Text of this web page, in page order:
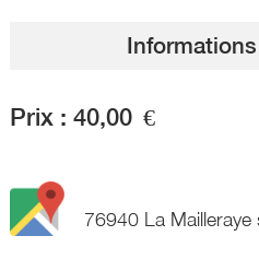
Prix : 40,00 €
76940 La Mailleraye